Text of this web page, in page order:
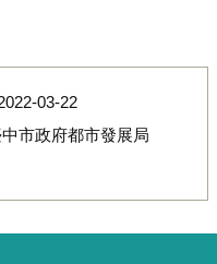
03-22
市政府都市發展局